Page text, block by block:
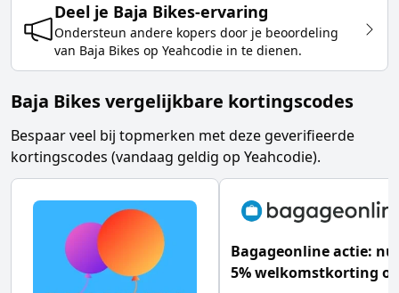
Deel je Baja Bikes-ervaring
Ondersteun andere kopers door je beoordeling
van Baja Bikes op Yeahcodie in te dienen.
Baja Bikes vergelijkbare kortingscodes
Bespaar veel bij topmerken met deze geverifieerde
kortingscodes (vandaag geldig op Yeahcodie).
Bagageonline actie: nu
5% welkomstkorting op